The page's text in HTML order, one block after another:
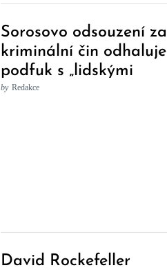
Sorosovo odsouzení za
kriminální čin odhaluje
podfuk s „lidskými
právy“
by Redakce
David Rockefeller